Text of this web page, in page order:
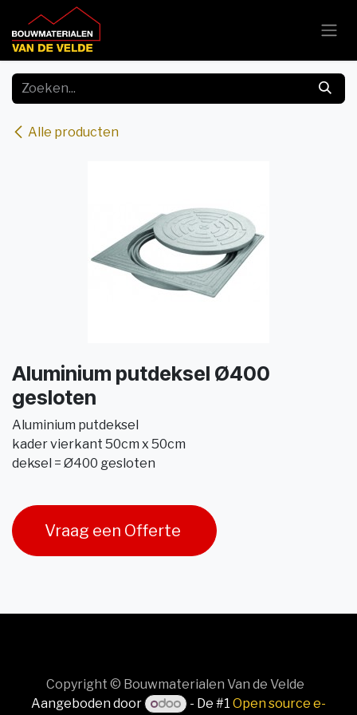
Overslaan naar inhoud
Alle producten
Aluminium putdeksel Ø400
gesloten
Aluminium putdeksel
kader vierkant 50cm x 50cm
deksel = Ø400 gesloten
Vraag een Offerte
Copyright © Bouwmaterialen Van de Velde
Aangeboden door
- De #1Open source e-